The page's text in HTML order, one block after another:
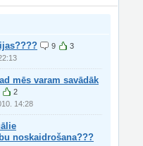
9
3
mēs varam savādāk
2
14:28
noskaidrošana???